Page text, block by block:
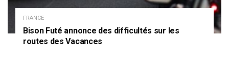
FRANCE
Bison Futé annonce des difficultés sur les
routes des Vacances